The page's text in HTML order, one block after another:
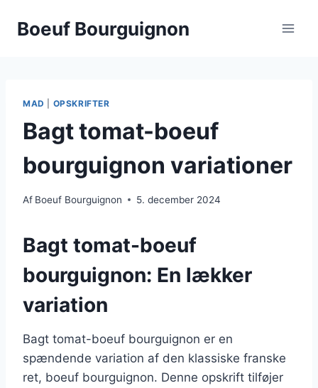
Boeuf Bourguignon
MAD OPSKRIFTER
Bagt tomat-boeuf
bourguignon variationer
Af Boeuf Bourguignon 5. december 2024
Bagt tomat-boeuf
bourguignon: En lækker
variation
Bagt tomat-boeuf bourguignon er en
spændende variation af den klassiske franske
ret, boeuf bourguignon. Denne opskrift tilføjer